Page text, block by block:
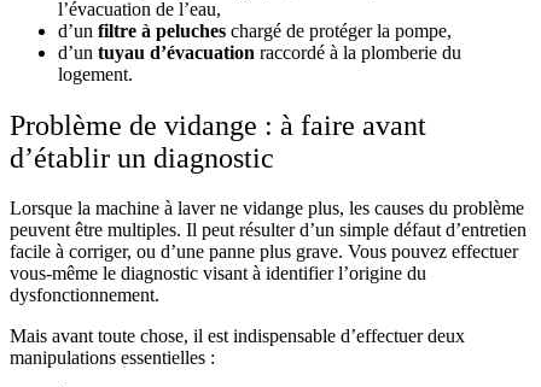
l’évacuation de l’eau,
d’un filtre à peluches chargé de protéger la pompe,
d’un tuyau d’évacuation raccordé à la plomberie du
logement.
Problème de vidange : à faire avant
d’établir un diagnostic
Lorsque la machine à laver ne vidange plus, les causes du problème
peuvent être multiples. Il peut résulter d’un simple défaut d’entretien
facile à corriger, ou d’une panne plus grave. Vous pouvez effectuer
vous-même le diagnostic visant à identifier l’origine du
dysfonctionnement.
Mais avant toute chose, il est indispensable d’effectuer deux
manipulations essentielles :